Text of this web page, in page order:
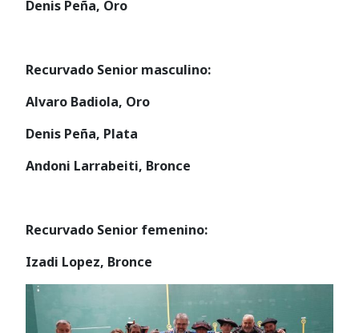
Denis Peña, Oro
Recurvado Senior masculino:
Alvaro Badiola, Oro
Denis Peña, Plata
Andoni Larrabeiti, Bronce
Recurvado Senior femenino:
Izadi Lopez, Bronce